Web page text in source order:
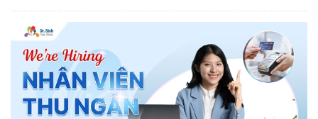
Bác sĩ gia đình chăm sóc y tế 24/7
Nhà thuốc GPP
Dịch vụ Y tế Cơ quan – MEDI-OFFICE
Dịch vụ Y tế gia đình – MEDI-HOME